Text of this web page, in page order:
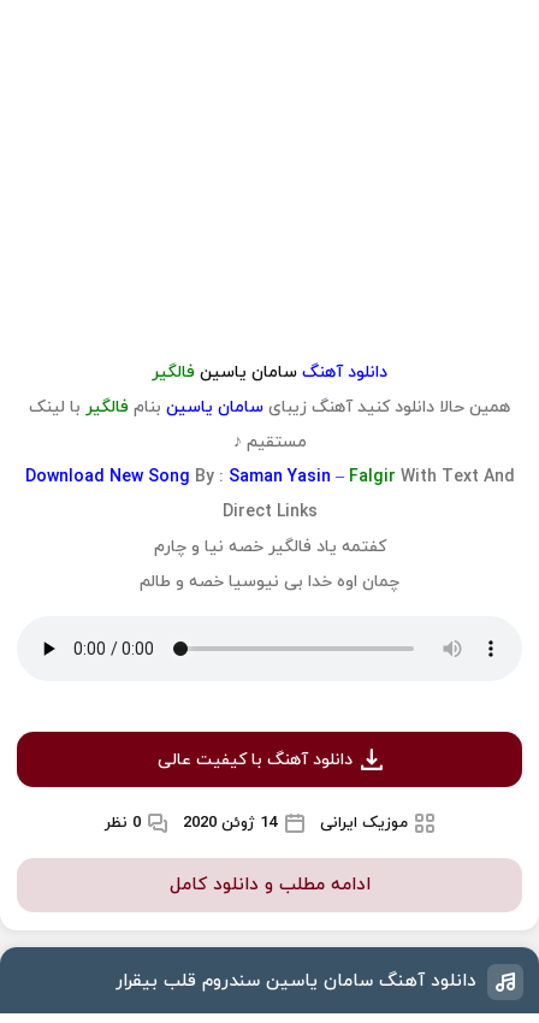
دانلود آهنگ سامان یاسین فالگیر
همین حالا دانلود کنید آهنگ زیبای سامان یاسین بنام فالگیر با لینک
مستقیم ♪
Download New Song By : Saman Yasin – Falgir With Text And
Direct Links
کفتمه یاد فالگیر خصه نیا و چارم
چمان اوه خدا بی نیوسیا خصه و طالم
دانلود آهنگ با کیفیت عالی
موزیک ایرانی 14 ژوئن 2020 0 نظر
ادامه مطلب و دانلود کامل
دانلود آهنگ سامان یاسین سندروم قلب بیقرار